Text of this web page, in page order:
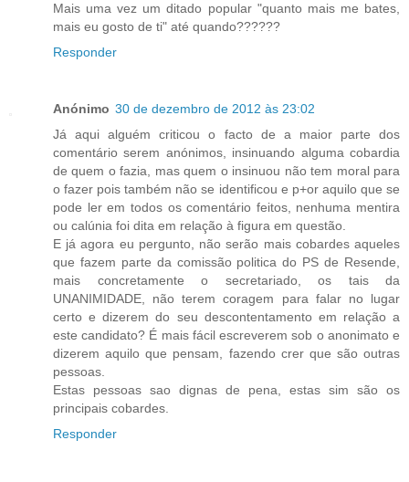
Mais uma vez um ditado popular "quanto mais me bates,
mais eu gosto de ti" até quando??????
Responder
Anónimo 30 de dezembro de 2012 às 23:02
Já aqui alguém criticou o facto de a maior parte dos
comentário serem anónimos, insinuando alguma cobardia
de quem o fazia, mas quem o insinuou não tem moral para
o fazer pois também não se identificou e p+or aquilo que se
pode ler em todos os comentário feitos, nenhuma mentira
ou calúnia foi dita em relação à figura em questão.
E já agora eu pergunto, não serão mais cobardes aqueles
que fazem parte da comissão politica do PS de Resende,
mais concretamente o secretariado, os tais da
UNANIMIDADE, não terem coragem para falar no lugar
certo e dizerem do seu descontentamento em relação a
este candidato? É mais fácil escreverem sob o anonimato e
dizerem aquilo que pensam, fazendo crer que são outras
pessoas.
Estas pessoas sao dignas de pena, estas sim são os
principais cobardes.
Responder